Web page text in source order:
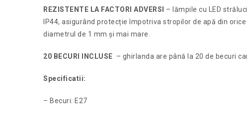
REZISTENTE LA FACTORI ADVERSI
– lămpile cu LED
IP44, asigurând protecție împotriva stropilor de apă din
diametrul de 1 mm și mai mare.
20 BECURI INCLUSE – ghirlanda are până la 20 de becuri
Specificatii:
– Becuri: E27